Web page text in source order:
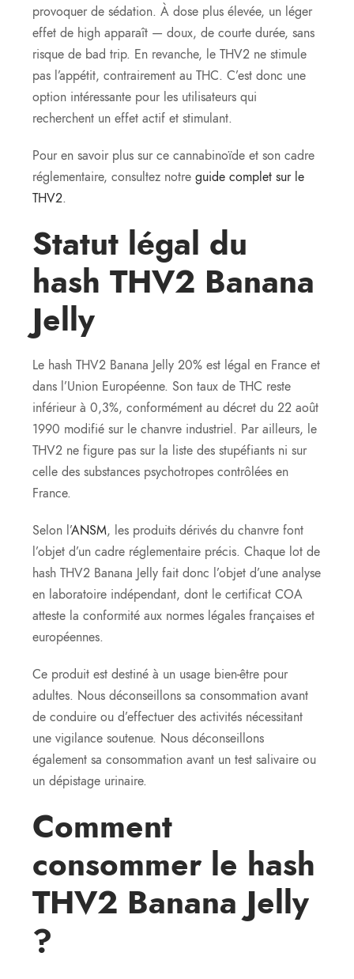
provoquer de sédation. À dose plus élevée, un léger
effet de high apparaît — doux, de courte durée, sans
risque de bad trip. En revanche, le THV2 ne stimule
pas l’appétit, contrairement au THC. C’est donc une
option intéressante pour les utilisateurs qui
recherchent un effet actif et stimulant.
Pour en savoir plus sur ce cannabinoïde et son cadre
réglementaire, consultez notre guide complet sur le
THV2.
Statut légal du
hash THV2 Banana
Jelly
Le hash THV2 Banana Jelly 20% est légal en France et
dans l’Union Européenne. Son taux de THC reste
inférieur à 0,3%, conformément au décret du 22 août
1990 modifié sur le chanvre industriel. Par ailleurs, le
THV2 ne figure pas sur la liste des stupéfiants ni sur
celle des substances psychotropes contrôlées en
France.
Selon l’ANSM, les produits dérivés du chanvre font
l’objet d’un cadre réglementaire précis. Chaque lot de
hash THV2 Banana Jelly fait donc l’objet d’une analyse
en laboratoire indépendant, dont le certificat COA
atteste la conformité aux normes légales françaises et
européennes.
Ce produit est destiné à un usage bien-être pour
adultes. Nous déconseillons sa consommation avant
de conduire ou d’effectuer des activités nécessitant
une vigilance soutenue. Nous déconseillons
également sa consommation avant un test salivaire ou
un dépistage urinaire.
Comment
consommer le hash
THV2 Banana Jelly
?